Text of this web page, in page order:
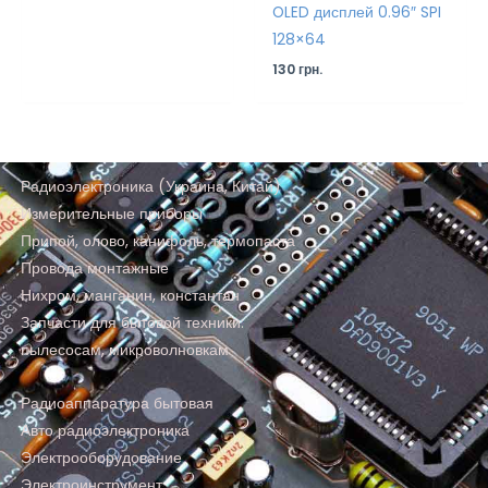
OLED дисплей 0.96″ SPI
128×64
130грн.
Радиоэлектроника (Украина, Китай)
Измерительные приборы
Припой, олово, канифоль, термопаста
Провода монтажные
Нихром, манганин, константан
Запчасти для бытовой техники:
пылесосам, микроволновкам
Радиоаппаратура бытовая
Авто радиоэлектроника
Электрооборудование